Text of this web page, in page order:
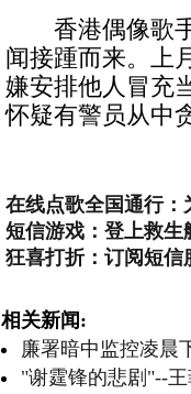
香港偶像歌手
闻接踵而来。上
嫌安排他人冒充
怀疑有警员从中
在线点歌全国通行
短信游戏：登上救
狂喜打折：订阅短信
相关新闻:
廉署暗中监控凌晨
"谢霆锋的悲剧"--